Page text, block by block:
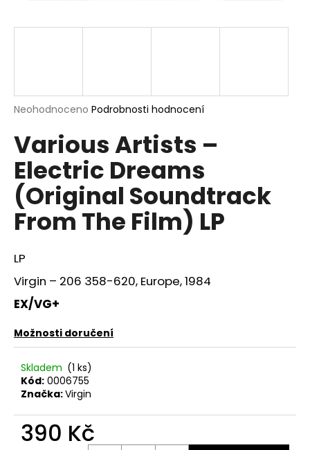
Průměrné
produktu
je
0,0
5
hvězdiček.
Neohodnoceno Podrobnosti hodnocení
Various Artists –
Electric Dreams
(Original Soundtrack
From The Film) LP
LP
Virgin – 206 358-620, Europe, 1984
EX/VG+
Možnosti doručení
Skladem (1 ks)
Kód: 0006755
Značka:Virgin
390 Kč
j
?
D
o
p
o
r
u
č
u
j
m
e
JETHRO
TULL